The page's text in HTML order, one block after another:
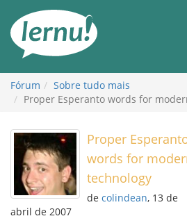
conteúdo
Fórum
Sobre tudo mais
Proper Esperanto words for
Proper
words for
technology
de colindean, 13 de
abril de 2007